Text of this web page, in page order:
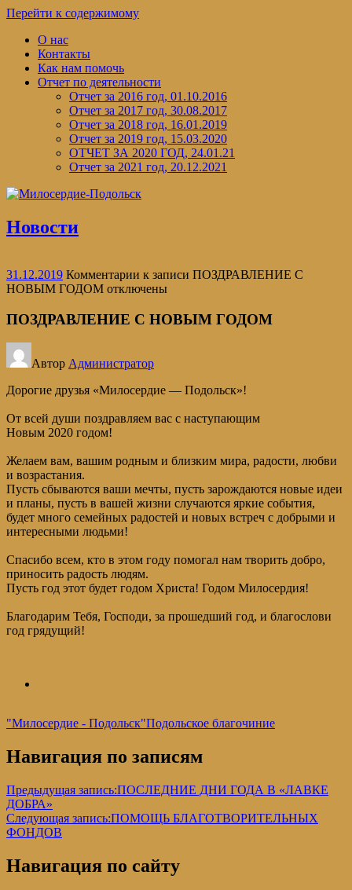
Перейти к содержимому
О нас
Контакты
Как нам помочь
Отчет по деятельности
Отчет за 2016 год, 01.10.2016
Отчет за 2017 год, 30.08.2017
Отчет за 2018 год, 16.01.2019
Отчет за 2019 год, 15.03.2020
ОТЧЕТ ЗА 2020 ГОД, 24.01.21
Отчет за 2021 год, 20.12.2021
Новости
31.12.2019 Комментарии к записи ПОЗДРАВЛЕНИЕ С
НОВЫМ ГОДОМ отключены
ПОЗДРАВЛЕНИЕ С НОВЫМ ГОДОМ
Автор Администратор
Дорогие друзья «Милосердие — Подольск»!
От всей души поздравляем вас с наступающим
Новым 2020 годом!
Желаем вам, вашим родным и близким мира, радости, любви
и возрастания.
Пусть сбываются ваши мечты, пусть зарождаются новые идеи
и планы, пусть в вашей жизни случаются яркие события,
будет много семейных радостей и новых встреч с добрыми и
интересными людьми!
Спасибо всем, кто в этом году помогал нам творить добро,
приносить радость людям.
Пусть год этот будет годом Христа! Годом Милосердия!
Благодарим Тебя, Господи, за прошедший год, и благослови
год грядущий!
"Милосердие - Подольск"Подольское благочиние
Навигация по записям
Предыдущая запись:ПОСЛЕДНИЕ ДНИ ГОДА В «ЛАВКЕ
ДОБРА»
Следующая запись:ПОМОЩЬ БЛАГОТВОРИТЕЛЬНЫХ
ФОНДОВ
Навигация по сайту